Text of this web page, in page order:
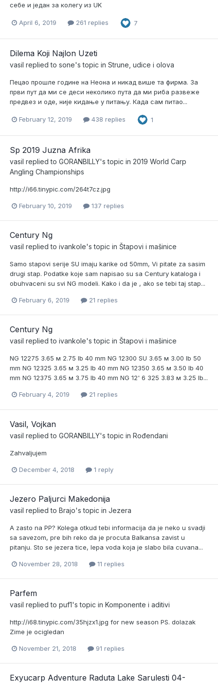
себе и један за колегу из UK
April 6, 2019 261 replies 7
Dilema Koji Najlon Uzeti
vasil replied to sone's topic in Strune, udice i olova
Пецао прошле године на Неона и никад више та фирма. За
први пут да ми се деси неколико пута да ми риба развеже
предвез и оде, није кидање у питању. Када сам питао...
February 12, 2019 438 replies 1
Sp 2019 Juzna Afrika
vasil replied to GORANBILLY's topic in 2019 World Carp
Angling Championships
http://i66.tinypic.com/264t7cz.jpg
February 10, 2019 137 replies
Century Ng
vasil replied to ivankole's topic in Štapovi i mašinice
Samo stapovi serije SU imaju karike od 50mm, Vi pitate za sasim
drugi stap. Podatke koje sam napisao su sa Century kataloga i
obuhvaceni su svi NG modeli. Kako i da je , ako se tebi taj stap...
February 6, 2019 21 replies
Century Ng
vasil replied to ivankole's topic in Štapovi i mašinice
NG 12275 3.65 м 2.75 lb 40 mm NG 12300 SU 3.65 м 3.00 lb 50
mm NG 12325 3.65 м 3.25 lb 40 mm NG 12350 3.65 м 3.50 lb 40
mm NG 12375 3.65 м 3.75 lb 40 mm NG 12' 6 325 3.83 м 3.25 lb...
February 4, 2019 21 replies
Vasil, Vojkan
vasil replied to GORANBILLY's topic in Rođendani
Zahvaljujem
December 4, 2018 1 reply
Jezero Paljurci Makedonija
vasil replied to Brajo's topic in Jezera
A zasto na PP? Kolega otkud tebi informacija da je neko u svadji
sa savezom, pre bih reko da je procuta Balkansa zavist u
pitanju. Sto se jezera tice, lepa voda koja je slabo bila cuvana...
November 28, 2018 11 replies
Parfem
vasil replied to puf1's topic in Komponente i aditivi
http://i68.tinypic.com/35hjzx1.jpg for new season PS. dolazak
Zime je ocigledan
November 21, 2018 91 replies
Exyucarp Adventure Raduta Lake Sarulesti 04-